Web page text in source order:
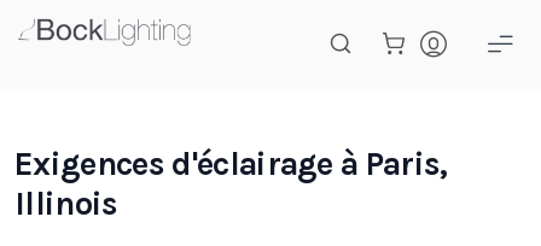
Exigences d'éclairage à Paris,
Illinois